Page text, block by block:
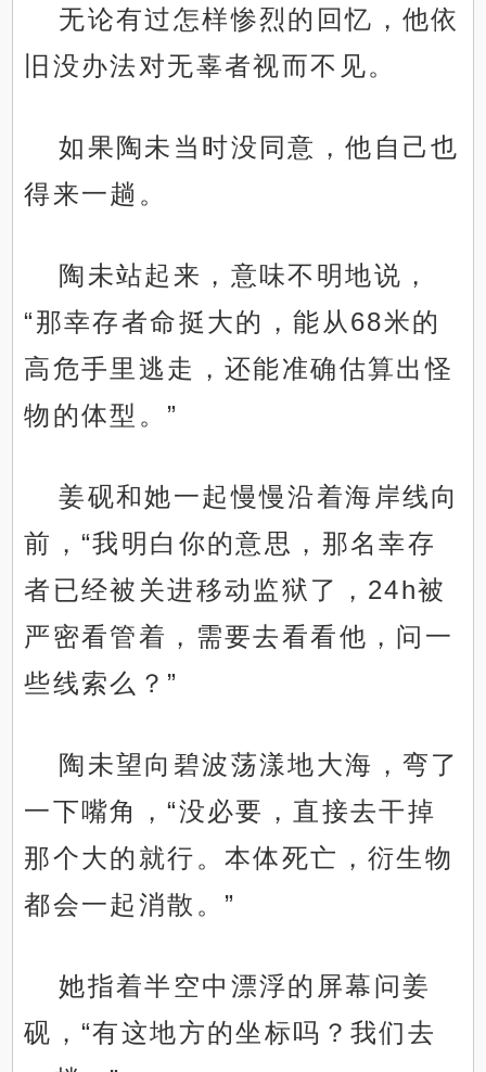
无论有过怎样惨烈的回忆，他依
旧没办法对无辜者视而不见。
如果陶未当时没同意，他自己也
得来一趟。
陶未站起来，意味不明地说，
“那幸存者命挺大的，能从68米的
高危手里逃走，还能准确估算出怪
物的体型。”
姜砚和她一起慢慢沿着海岸线向
前，“我明白你的意思，那名幸存
者已经被关进移动监狱了，24h被
严密看管着，需要去看看他，问一
些线索么？”
陶未望向碧波荡漾地大海，弯了
一下嘴角，“没必要，直接去干掉
那个大的就行。本体死亡，衍生物
都会一起消散。”
她指着半空中漂浮的屏幕问姜
砚，“有这地方的坐标吗？我们去